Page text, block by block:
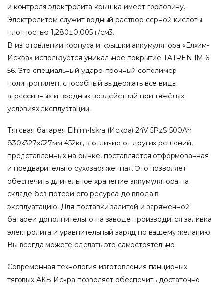
и контроля электролита крышка имеет горловину.
Электролитом служит водный раствор серной кислоты
плотностью 1,280±0,005 г/см3.
В изготовлении корпуса и крышки аккумулятора «Елхим-
Искра» используется уникальное покрытие TATREN IM 6
56. Это специальный ударо-прочный сополимер
полипропилен, способный выдержать все виды
агрессивных и вредных воздействий при тяжёлых
условиях эксплуатации.
Тяговая батарея Elhim-Iskra (Искра) 24V 5PzS 500Ah
830x327x627мм 452кг, в отличие от других решений,
представленных на рынке, поставляется отформованная
и предварительно сухозаряженная. Это позволяет
обеспечить длительное хранение аккумулятора на
складе без потери его ресурса до ввода в
эксплуатацию. Для поставки залитой и заряженной
батареи дополнительно на заводе производится заливка
электролита и уравнительный заряд по вашему желанию.
Вы всегда можете сделать это самостоятельно.
Современная технология изготовления панцирных
тяговых АКБ Искра позволяет обеспечить достаточно